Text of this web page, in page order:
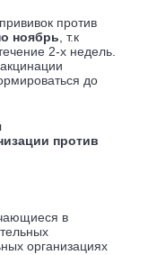
против
ноябрь , т.к
2-х недель.
до
против
в
организациях